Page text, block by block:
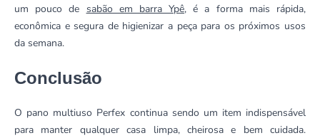
um pouco de sabão em barra Ypê, é a forma mais rápida,
econômica e segura de higienizar a peça para os próximos usos
da semana.
Conclusão
O pano multiuso Perfex continua sendo um item indispensável
para manter qualquer casa limpa, cheirosa e bem cuidada.